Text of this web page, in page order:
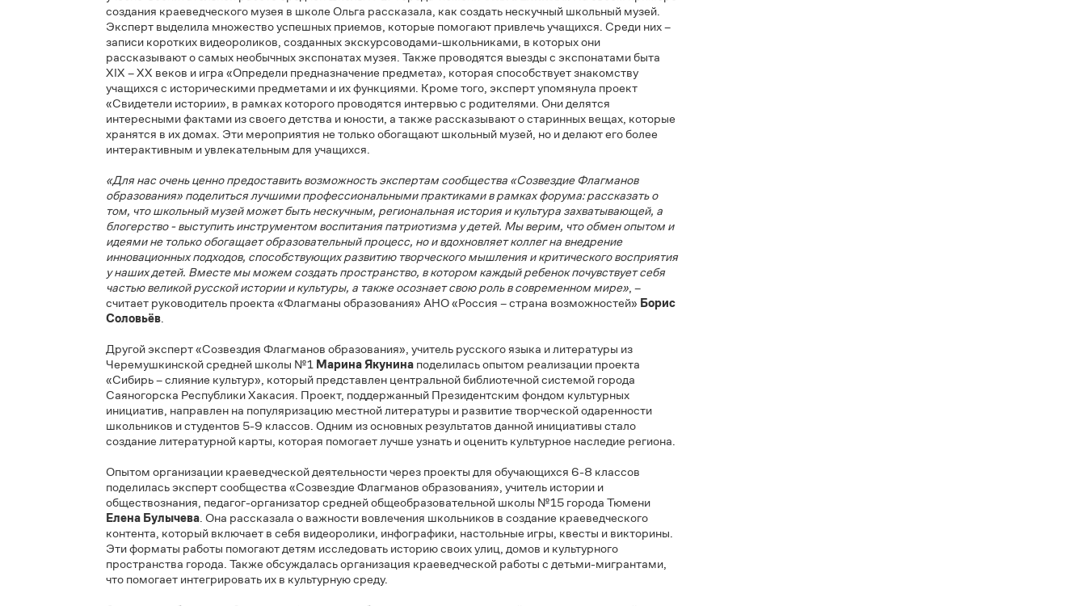
2 ноября в рамках секции «Флагманы образования: лучшие практики дополнительного образования»
выступила эксперт сообщества «Созвездие Флагманов образования», заместитель директора по
учебно-воспитательной работе средней школы №17 города ТюмениОльга Еликова. На своем примере
создания краеведческого музея в школе Ольга рассказала, как создать нескучный школьный музей.
Эксперт выделила множество успешных приемов, которые помогают привлечь учащихся. Среди них –
записи коротких видеороликов, созданных экскурсоводами-школьниками, в которых они
рассказывают о самых необычных экспонатах музея. Также проводятся выезды с экспонатами быта
XIX – XX веков и игра «Определи предназначение предмета», которая способствует знакомству
учащихся с историческими предметами и их функциями. Кроме того, эксперт упомянула проект
«Свидетели истории», в рамках которого проводятся интервью с родителями. Они делятся
интересными фактами из своего детства и юности, а также рассказывают о старинных вещах, которые
хранятся в их домах. Эти мероприятия не только обогащают школьный музей, но и делают его более
интерактивным и увлекательным для учащихся.
«Для нас очень ценно предоставить возможность экспертам сообщества «Созвездие Флагманов
образования» поделиться лучшими профессиональными практиками в рамках форума: рассказать о
том, что школьный музей может быть нескучным, региональная история и культура захватывающей, а
блогерство - выступить инструментом воспитания патриотизма у детей. Мы верим, что обмен опытом и
идеями не только обогащает образовательный процесс, но и вдохновляет коллег на внедрение
у наших детей. Вместе мы можем создать пространство, в котором каждый ребенок почувствует себя
частью великой русской истории и культуры, а также осознает свою роль в современном мире»
считает руководитель проекта «Флагманы образования» АНО «Россия – страна возможностей»
Соловьёв.
Другой эксперт «Созвездия Флагманов образования», учитель русского языка и литературы из
Черемушкинской средней школы №1 Марина Якунина поделилась опытом реализации проекта
«Сибирь – слияние культур», который представлен центральной библиотечной системой города
Саяногорска Республики Хакасия. Проект, поддержанный Президентским фондом культурных
инициатив, направлен на популяризацию местной литературы и развитие творческой одаренности
школьников и студентов 5-9 классов. Одним из основных результатов данной инициативы стало
создание литературной карты, которая помогает лучше узнать и оценить культурное наследие региона.
Опытом организации краеведческой деятельности через проекты для обучающихся 6-8 классов
поделилась эксперт сообщества «Созвездие Флагманов образования», учитель истории и